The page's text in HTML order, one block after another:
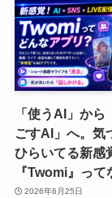
「使うAI」から
ごすAI」へ。気
ひらいてる新感
『Twomi』って
2026年6月25日